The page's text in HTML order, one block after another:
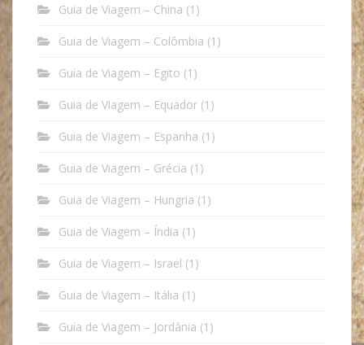
Guia de Viagem – China (1)
Guia de Viagem – Colômbia (1)
Guia de Viagem – Egito (1)
Guia de Viagem – Equador (1)
Guia de Viagem – Espanha (1)
Guia de Viagem – Grécia (1)
Guia de Viagem – Hungria (1)
Guia de Viagem – Índia (1)
Guia de Viagem – Israel (1)
Guia de Viagem – Itália (1)
Guia de Viagem – Jordânia (1)